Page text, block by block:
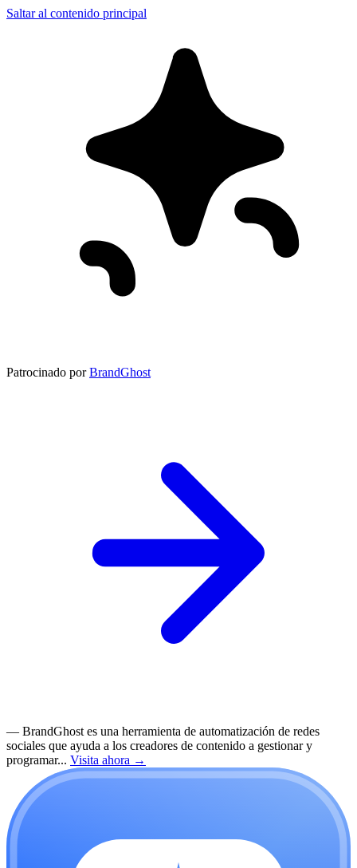
Saltar al contenido principal
Patrocinado por BrandGhost
— BrandGhost es una herramienta de automatización de redes
sociales que ayuda a los creadores de contenido a gestionar y
programar... Visita ahora →